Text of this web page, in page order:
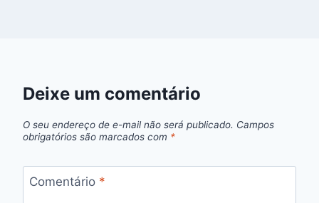
Deixe um comentário
O seu endereço de e-mail não será publicado. Campos
obrigatórios são marcados com *
Comentário *